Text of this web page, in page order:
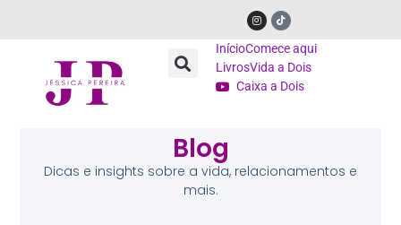
InícioComece aqui
LivrosVida a Dois
Caixa a Dois
Blog
Dicas e insights sobre a vida, relacionamentos e
mais.